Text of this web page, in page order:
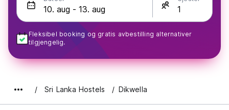
Fleksibel booking og gratis avbestilling alternativer
tilgjengelig.
Sri Lanka Hostels Dikwella